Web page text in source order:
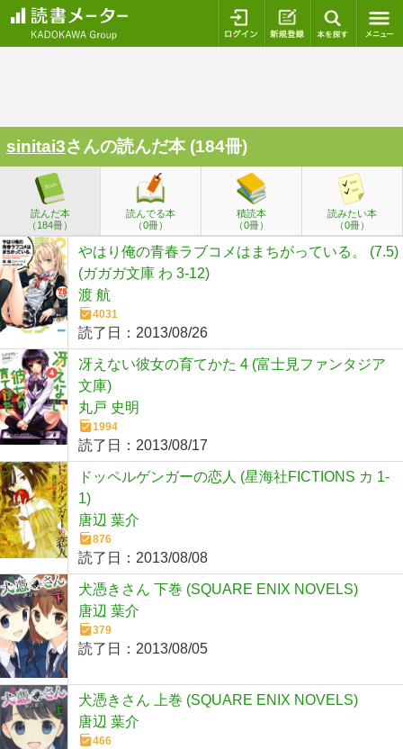
ログイン 新規登録
sinitai3さんの読んだ本 (184冊)
読んだ本
（184冊）
読んでる本
（0冊）
積読本
（0冊）
読みたい本
（0冊）
やはり俺の青春ラブコメはまちがっている。 (7.5)
(ガガガ文庫 わ 3-12)
渡 航
4031
読了日： 2013/08/26
冴えない彼女の育てかた 4 (富士見ファンタジア
文庫)
丸戸 史明
1994
読了日： 2013/08/17
ドッペルゲンガーの恋人 (星海社FICTIONS カ 1-
1)
唐辺 葉介
876
読了日： 2013/08/08
犬憑きさん 下巻 (SQUARE ENIX NOVELS)
唐辺 葉介
379
読了日： 2013/08/05
犬憑きさん 上巻 (SQUARE ENIX NOVELS)
唐辺 葉介
466